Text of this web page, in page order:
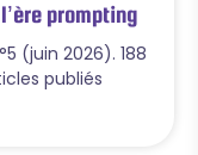
prompting
(juin 2026). 188
publiés